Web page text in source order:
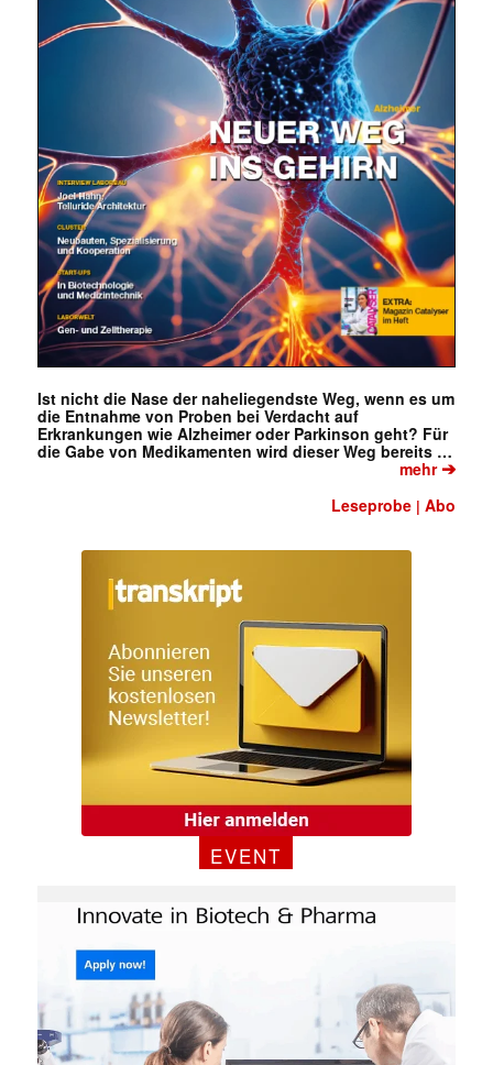
Mit dem |transkript-Newsletter
jede Woche aktuell informiert.
(erforderlich)
Ist nicht die Nase der naheliegendste Weg, wenn es um
die Entnahme von Proben bei Verdacht auf
Erkrankungen wie Alzheimer oder Parkinson geht? Für
die Gabe von Medikamenten wird dieser Weg bereits …
mehr➔
Leseprobe |Abo
EVENT